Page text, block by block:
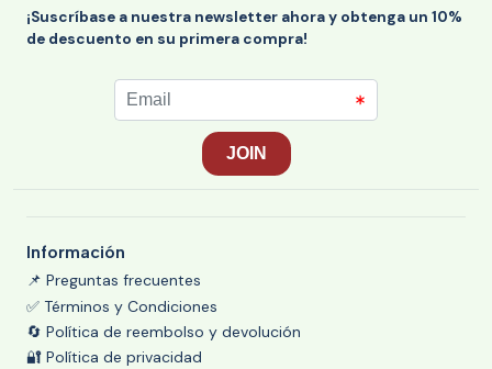
¡Suscríbase a nuestra newsletter ahora y obtenga un 10%
de descuento en su primera compra!
Información
📌 Preguntas frecuentes
✅ Términos y Condiciones
🔄 Política de reembolso y devolución
🔐 Política de privacidad